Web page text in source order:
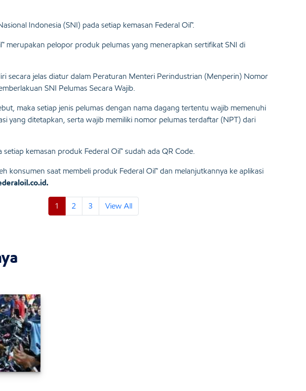
Indonesia (SNI) pada setiap kemasan Federal Oil™.
merupakan pelopor produk pelumas yang menerapkan sertifikat SNI di
secara jelas diatur dalam Peraturan Menteri Perindustrian (Menperin) Nomor
SNI Pelumas Secara Wajib.
maka setiap jenis pelumas dengan nama dagang tertentu wajib memenuhi
yang ditetapkan, serta wajib memiliki nomor pelumas terdaftar (NPT) dari
kemasan produk Federal Oil™ sudah ada QR Code.
konsumen saat membeli produk Federal Oil™ dan melanjutkannya ke aplikasi
.
1 2 3 View All